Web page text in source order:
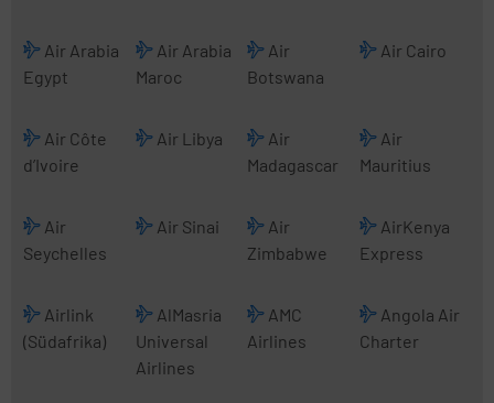
Air Arabia
Egypt
Air Arabia
Maroc
Air
Botswana
Air Cairo
Air Côte
d’Ivoire
Air Libya
Air
Madagascar
Air
Mauritius
Air
Seychelles
Air Sinai
Air
Zimbabwe
AirKenya
Express
Airlink
(Südafrika)
AlMasria
Universal
Airlines
AMC
Airlines
Angola Air
Charter